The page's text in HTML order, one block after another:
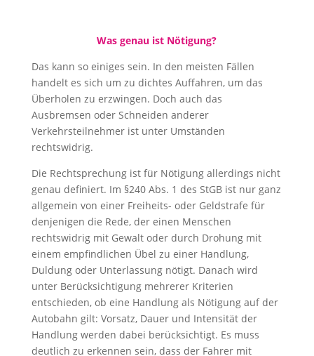
Was genau ist Nötigung?
Das kann so einiges sein. In den meisten Fällen
handelt es sich um zu dichtes Auffahren, um das
Überholen zu erzwingen. Doch auch das
Ausbremsen oder Schneiden anderer
Verkehrsteilnehmer ist unter Umständen
rechtswidrig.
Die Rechtsprechung ist für Nötigung allerdings nicht
genau definiert. Im §240 Abs. 1 des StGB ist nur ganz
allgemein von einer Freiheits- oder Geldstrafe für
denjenigen die Rede, der einen Menschen
rechtswidrig mit Gewalt oder durch Drohung mit
einem empfindlichen Übel zu einer Handlung,
Duldung oder Unterlassung nötigt. Danach wird
unter Berücksichtigung mehrerer Kriterien
entschieden, ob eine Handlung als Nötigung auf der
Autobahn gilt: Vorsatz, Dauer und Intensität der
Handlung werden dabei berücksichtigt. Es muss
deutlich zu erkennen sein, dass der Fahrer mit